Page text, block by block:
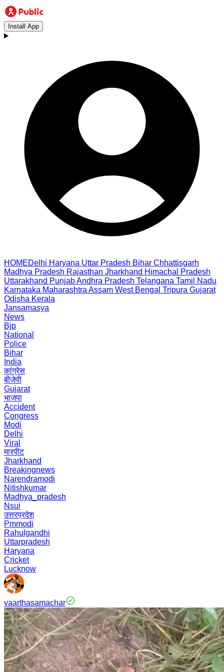
Install App
HOMEDelhi Haryana Uttar Pradesh Bihar Chhattisgarh
Madhya Pradesh Rajasthan Jharkhand Himachal Pradesh
Uttarakhand PunjabAndhra Pradesh Telangana Tamil Nadu
Karnataka Maharashtra Assam West Bengal Tripura Gujarat
Odisha Kerala
Jansamasya
News
Bjp
National
Police
Bihar
India
कांग्रेस
बीजेपी
Gujarat
भाजपा
Accident
Congress
Modi
Delhi
Viral
मारपीट
Jharkhand
Breakingnews
Narendramodi
Nitishkumar
Madhya_pradesh
Nsui
उत्तरप्रदेश
Pmmodi
Rahulgandhi
Uttarpradesh
Haryana
Cricket
Lucknow
vaarthasamachar